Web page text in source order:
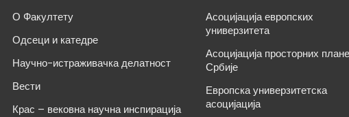
О Факултету
Одсеци и катедре
Научно-истраживачка делатност
Вести
Крас – вековна научна инспирација
Асоцијација европских
универзитета
Асоцијација просторних
Србије
Европска универзитетска
асоцијација